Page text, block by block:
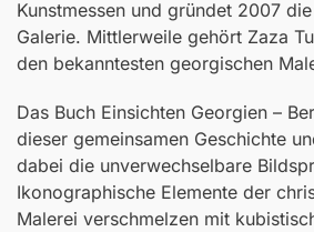
Kunstmessen und gründet 2007
Galerie. Mittlerweile gehört Zaza
den bekanntesten georgischen
Das Buch Einsichten Georgien –
dieser gemeinsamen Geschichte
dabei die unverwechselbare
Ikonographische Elemente der
Malerei verschmelzen mit